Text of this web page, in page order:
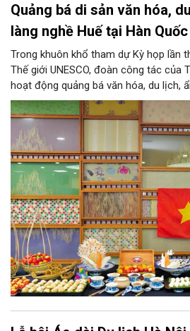
Quảng bá di sản văn hóa,
làng nghề Huế tại Hàn Quốc
Trong khuôn khổ tham dự Kỳ họp lần
Thế giới UNESCO, đoàn công tác của
hoạt động quảng bá văn hóa, du lịch,
Hàn Quốc.